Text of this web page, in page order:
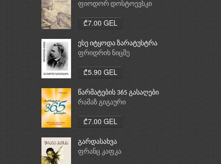
ფიოდორ დოსტოევსკი
₾7.00 GEL
ესე იტყოდა ზარატუსტრა
ფრიდრიხ ნიცშე
₾5.90 GEL
წარმატების 365 გასაღები
რამაზ გიგაური
₾7.00 GEL
გარდასახვა
ფრანც კაფკა